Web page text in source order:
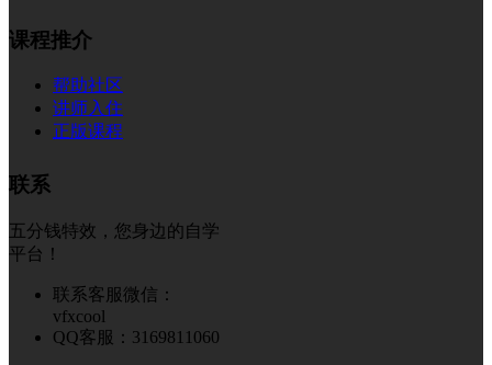
课程推介
帮助社区
讲师入住
正版课程
联系
五分钱特效，您身边的自学
平台！
联系客服微信：
vfxcool
QQ客服：3169811060